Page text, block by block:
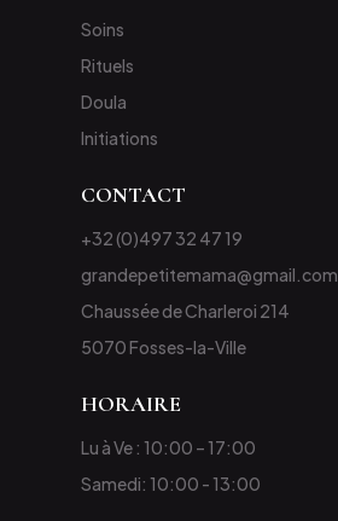
Soins
Rituels
Doula
Initiations
CONTACT
+32 (0)497 32 47 19
grandepetitemama@gmail.com
Chaussée de Charleroi 214
5070 Fosses-la-Ville
HORAIRE
Lu à Ve : 10:00 – 17:00
Samedi: 10:00 - 13:00